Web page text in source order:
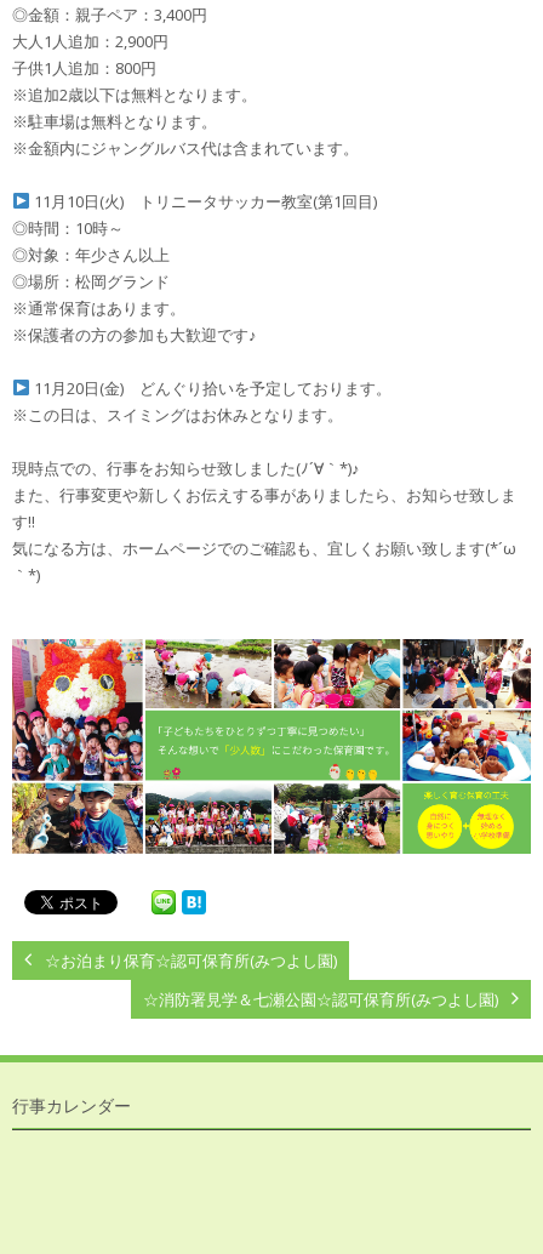
◎金額：親子ペア：3,400円
大人1人追加：2,900円
子供1人追加：800円
※追加2歳以下は無料となります。
※駐車場は無料となります。
※金額内にジャングルバス代は含まれています。
11月10日(火) トリニータサッカー教室(第1回目)
◎時間：10時～
◎対象：年少さん以上
◎場所：松岡グランド
※通常保育はあります。
※保護者の方の参加も大歓迎です♪
11月20日(金) どんぐり拾いを予定しております。
※この日は、スイミングはお休みとなります。
現時点での、行事をお知らせ致しました(ﾉ´∀｀*)♪
また、行事変更や新しくお伝えする事がありましたら、お知らせ致しま
す!!
気になる方は、ホームページでのご確認も、宜しくお願い致します(*´ω
｀*)
☆お泊まり保育☆認可保育所(みつよし園)
☆消防署見学＆七瀬公園☆認可保育所(みつよし園)
行事カレンダー